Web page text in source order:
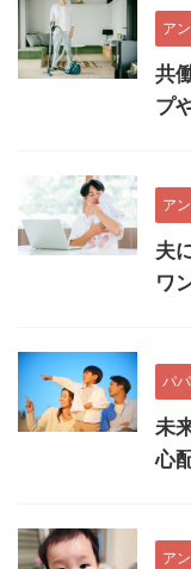
ア
共
プ
ア
夫
ワ
パ
未
心
ア